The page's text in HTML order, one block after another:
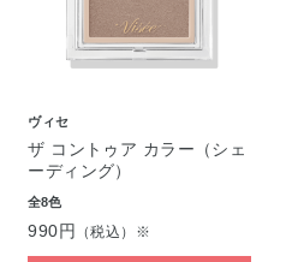
ヴィセ
ザ コントゥア カラー（シェ
ーディング）
全8色
990円 （税込）※